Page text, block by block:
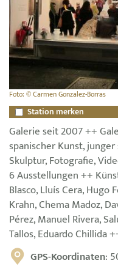
Foto: © Carmen Gonzalez-Borras
Station merken
Galerie seit 2007 ++
spanischer Kunst,
Skulptur, Fotografie,
6 Ausstellungen ++
Blasco, Lluís Cera,
Krahn, Chema Madoz,
Pérez, Manuel Rivera,
Tallos, Eduardo Chillida
GPS-Koordinaten: